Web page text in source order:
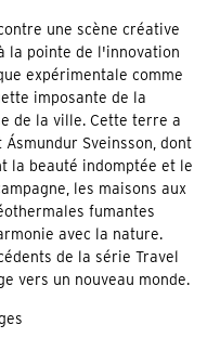
une scène créative
la pointe de l'innovation
expérimentale comme
imposante de la
de la ville. Cette terre a
Sveinsson, dont
la beauté indomptée et le
les maisons aux
fumantes
avec la nature.
de la série Travel
vers un nouveau monde.